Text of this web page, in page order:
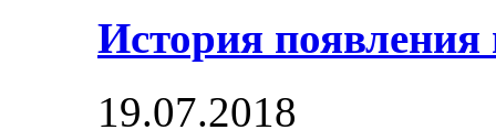
История появления
19.07.2018